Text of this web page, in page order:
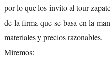
por lo que los invito al tour
de la firma que se basa en la
materiales y precios razonables.
Miremos: